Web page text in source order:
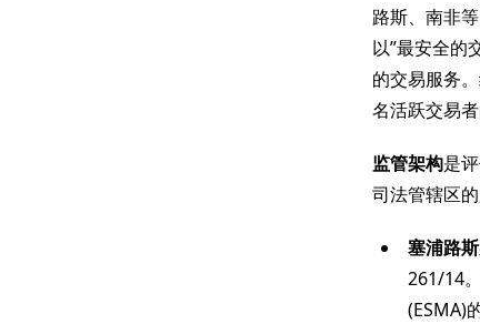
路斯、南非
以”最安全的
的交易服务
名活跃交易
监管架构是
司法管辖区的
塞浦路
261/14
(ESMA)